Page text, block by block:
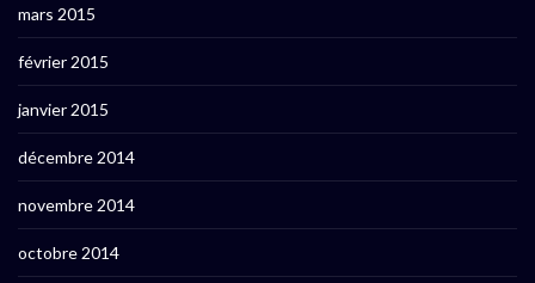
mars 2015
février 2015
janvier 2015
décembre 2014
novembre 2014
octobre 2014